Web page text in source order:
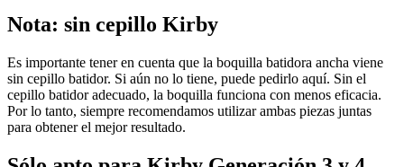
Nota: sin cepillo Kirby
Es importante tener en cuenta que la boquilla batidora ancha viene
sin cepillo batidor. Si aún no lo tiene, puede pedirlo aquí. Sin el
cepillo batidor adecuado, la boquilla funciona con menos eficacia.
Por lo tanto, siempre recomendamos utilizar ambas piezas juntas
para obtener el mejor resultado.